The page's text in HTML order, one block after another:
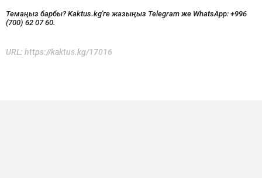
Темаңыз барбы? Kaktus.kg'ге жазыңыз Telegram же WhatsApp: +996
(700) 62 07 60.
URL: https://kaktus.kg/17016